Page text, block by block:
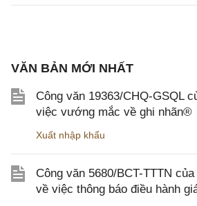
VĂN BẢN MỚI NHẤT
Công văn 19363/CHQ-GSQL
việc vướng mắc về ghi nhãn®
Xuất nhập khẩu
Công văn 5680/BCT-TTTN
về việc thông báo điều hành